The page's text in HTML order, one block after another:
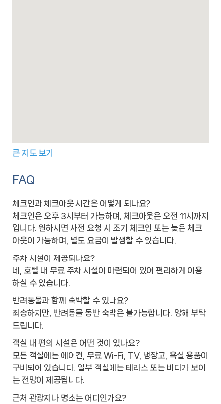
큰 지도 보기
FAQ
체크인과 체크아웃 시간은 어떻게 되나요?
체크인은 오후 3시부터 가능하며, 체크아웃은 오전 11시까지
입니다. 원하시면 사전 요청 시 조기 체크인 또는 늦은 체크
아웃이 가능하며, 별도 요금이 발생할 수 있습니다.
주차 시설이 제공되나요?
네, 호텔 내 무료 주차 시설이 마련되어 있어 편리하게 이용
하실 수 있습니다.
반려동물과 함께 숙박할 수 있나요?
죄송하지만, 반려동물 동반 숙박은 불가능합니다. 양해 부탁
드립니다.
객실 내 편의 시설은 어떤 것이 있나요?
모든 객실에는 에어컨, 무료 Wi-Fi, TV, 냉장고, 욕실 용품이
구비되어 있습니다. 일부 객실에는 테라스 또는 바다가 보이
는 전망이 제공됩니다.
근처 관광지나 명소는 어디인가요?